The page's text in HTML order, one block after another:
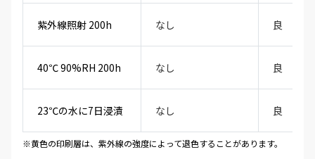
紫外線照射 200h なし 良
40℃ 90%RH 200h なし 良
23℃の水に7日浸漬 なし 良
※黄色の印刷層は、紫外線の強度によって退色することがあります。